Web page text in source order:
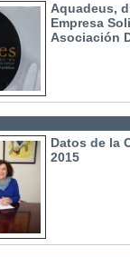
Aquadeus,
Empresa
Asociación
Datos de la
2015